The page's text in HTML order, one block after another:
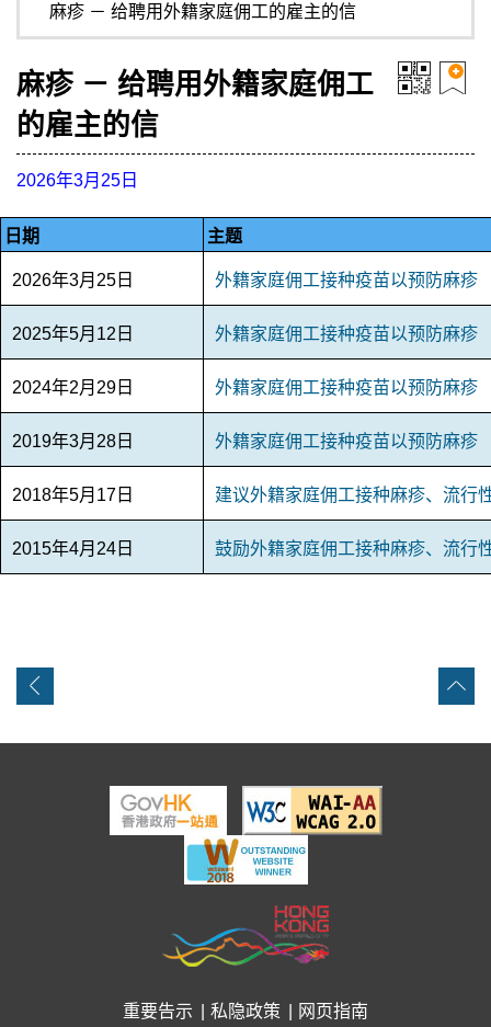
麻疹 － 给聘用外籍家庭佣工的雇主的信
麻疹 － 给聘用外籍家庭佣工
的雇主的信
2026年3月25日
日期 主题
2026年3月25日 外籍家庭佣工接种疫苗以预防麻疹
2025年5月12日 外籍家庭佣工接种疫苗以预防麻疹
2024年2月29日 外籍家庭佣工接种疫苗以预防麻疹
2019年3月28日 外籍家庭佣工接种疫苗以预防麻疹
2018年5月17日 建议外籍家庭佣工接种麻疹、流行
2015年4月24日 鼓励外籍家庭佣工接种麻疹、流行
重要告示 私隐政策 网页指南